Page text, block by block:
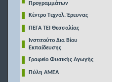
Προγραμμάτων
Κέντρο Τεχνολ. Έρευνας
ΠΕΓΑ ΤΕΙ Θεσσαλίας
Ινστιτούτο Δια Βίου
Εκπαίδευσης
Γραφείο Φυσικής Αγωγής
Πύλη ΑΜΕΑ